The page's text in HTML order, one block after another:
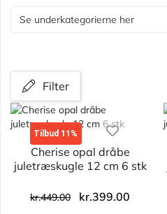
Se underkategorierne her
Filter
Tilbud 11%
Cherise opal dråbe
juletræskugle 12 cm 6 stk
kr.449.00 kr.399.00